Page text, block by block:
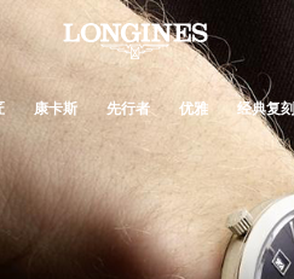
康卡斯 先行者 优雅 经典复刻